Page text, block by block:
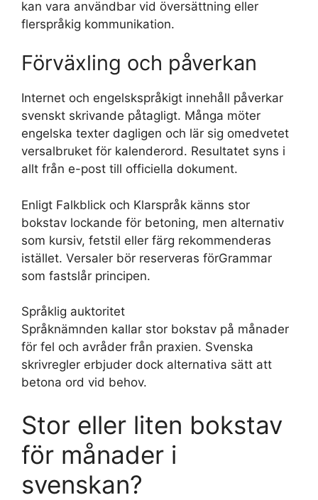
kan vara användbar vid översättning eller
flerspråkig kommunikation.
Förväxling och påverkan
Internet och engelskspråkigt innehåll påverkar
svenskt skrivande påtagligt. Många möter
engelska texter dagligen och lär sig omedvetet
versalbruket för kalenderord. Resultatet syns i
allt från e-post till officiella dokument.
Enligt Falkblick och Klarspråk känns stor
bokstav lockande för betoning, men alternativ
som kursiv, fetstil eller färg rekommenderas
istället. Versaler bör reserveras förGrammar
som fastslår principen.
Språklig auktoritet
Språknämnden kallar stor bokstav på månader
för fel och avråder från praxien. Svenska
skrivregler erbjuder dock alternativa sätt att
betona ord vid behov.
Stor eller liten bokstav
för månader i
svenskan?